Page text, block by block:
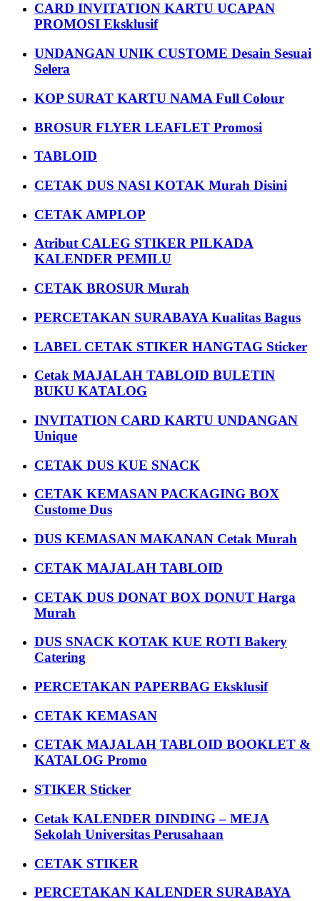
CARD INVITATION KARTU UCAPAN
PROMOSI Eksklusif
UNDANGAN UNIK CUSTOME Desain Sesuai
Selera
KOP SURAT KARTU NAMA Full Colour
BROSUR FLYER LEAFLET Promosi
TABLOID
CETAK DUS NASI KOTAK Murah Disini
CETAK AMPLOP
Atribut CALEG STIKER PILKADA
KALENDER PEMILU
CETAK BROSUR Murah
PERCETAKAN SURABAYA Kualitas Bagus
LABEL CETAK STIKER HANGTAG Sticker
Cetak MAJALAH TABLOID BULETIN
BUKU KATALOG
INVITATION CARD KARTU UNDANGAN
Unique
CETAK DUS KUE SNACK
CETAK KEMASAN PACKAGING BOX
Custome Dus
DUS KEMASAN MAKANAN Cetak Murah
CETAK MAJALAH TABLOID
CETAK DUS DONAT BOX DONUT Harga
Murah
DUS SNACK KOTAK KUE ROTI Bakery
Catering
PERCETAKAN PAPERBAG Eksklusif
CETAK KEMASAN
CETAK MAJALAH TABLOID BOOKLET &
KATALOG Promo
STIKER Sticker
Cetak KALENDER DINDING – MEJA
Sekolah Universitas Perusahaan
CETAK STIKER
PERCETAKAN KALENDER SURABAYA